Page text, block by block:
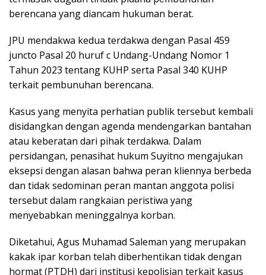
berencana yang diancam hukuman berat.
JPU mendakwa kedua terdakwa dengan Pasal 459
juncto Pasal 20 huruf c Undang-Undang Nomor 1
Tahun 2023 tentang KUHP serta Pasal 340 KUHP
terkait pembunuhan berencana.
Kasus yang menyita perhatian publik tersebut kembali
disidangkan dengan agenda mendengarkan bantahan
atau keberatan dari pihak terdakwa. Dalam
persidangan, penasihat hukum Suyitno mengajukan
eksepsi dengan alasan bahwa peran kliennya berbeda
dan tidak sedominan peran mantan anggota polisi
tersebut dalam rangkaian peristiwa yang
menyebabkan meninggalnya korban.
Diketahui, Agus Muhamad Saleman yang merupakan
kakak ipar korban telah diberhentikan tidak dengan
hormat (PTDH) dari institusi kepolisian terkait kasus